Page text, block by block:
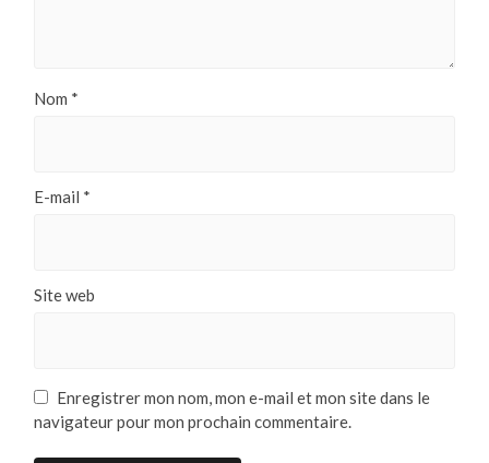
Nom *
E-mail *
Site web
Enregistrer mon nom, mon e-mail et mon site dans le
navigateur pour mon prochain commentaire.